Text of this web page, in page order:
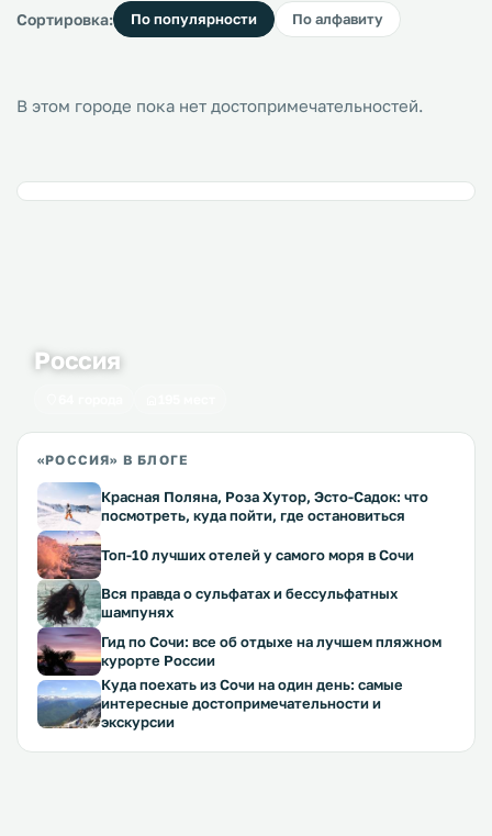
Сортировка: По популярности По алфавиту
В этом городе пока нет достопримечательностей.
Россия
«РОССИЯ» В БЛОГЕ
Красная Поляна, Роза Хутор, Эсто-Садок: что
посмотреть, куда пойти, где остановиться
Топ-10 лучших отелей у самого моря в Сочи
Вся правда о сульфатах и бессульфатных
шампунях
Гид по Сочи: все об отдыхе на лучшем пляжном
курорте России
Куда поехать из Сочи на один день: самые
интересные достопримечательности и
экскурсии